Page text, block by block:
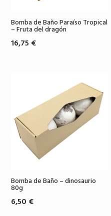
Bomba de Baño Paraíso Tropical
– Fruta del dragón
16,75 €
Bomba de Baño – dinosaurio
80g
6,50 €